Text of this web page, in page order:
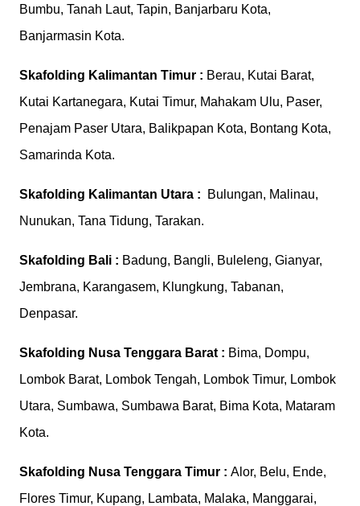
Bumbu, Tanah Laut, Tapin, Banjarbaru Kota,
Banjarmasin Kota.
Skafolding Kalimantan Timur : Berau, Kutai Barat,
Kutai Kartanegara, Kutai Timur, Mahakam Ulu, Paser,
Penajam Paser Utara, Balikpapan Kota, Bontang Kota,
Samarinda Kota.
Skafolding Kalimantan Utara :
Bulungan, Malinau,
Nunukan, Tana Tidung, Tarakan.
Skafolding Bali : Badung, Bangli, Buleleng, Gianyar,
Jembrana, Karangasem, Klungkung, Tabanan,
Denpasar.
Skafolding Nusa Tenggara Barat : Bima, Dompu,
Lombok Barat, Lombok Tengah, Lombok Timur, Lombok
Utara, Sumbawa, Sumbawa Barat, Bima Kota, Mataram
Kota.
Skafolding Nusa Tenggara Timur : Alor, Belu, Ende,
Flores Timur, Kupang, Lambata, Malaka, Manggarai,